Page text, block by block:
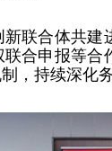
联合体共
合申报等
，持续深化